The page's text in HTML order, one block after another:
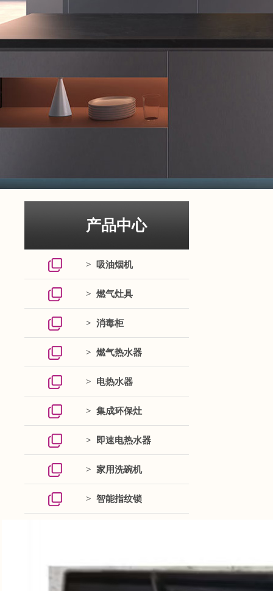
产品中心
> 吸油烟机
> 燃气灶具
> 消毒柜
> 燃气热水器
> 电热水器
> 集成环保灶
> 即速电热水器
> 家用洗碗机
> 智能指纹锁